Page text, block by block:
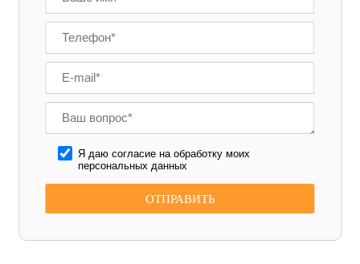
Я даю согласие на обработку моих
персональных данных